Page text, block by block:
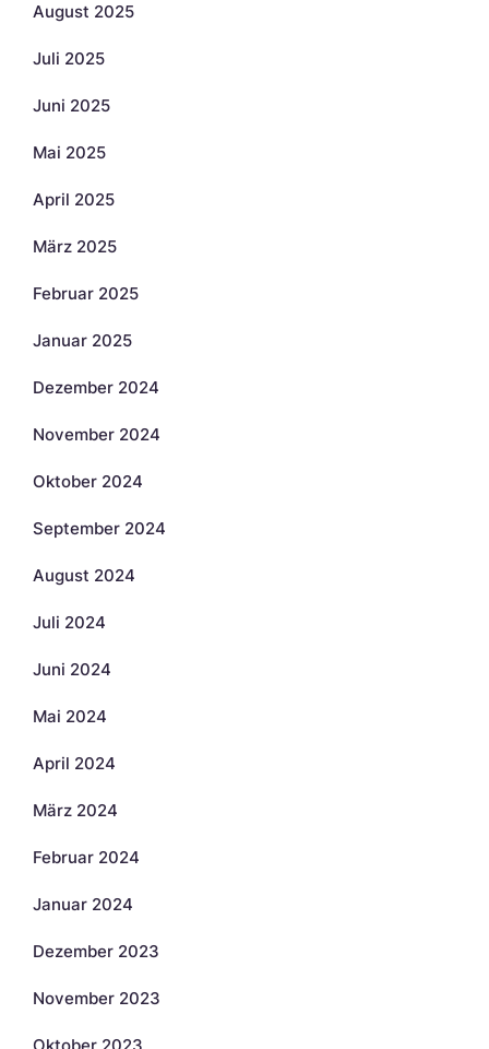
August 2025
Juli 2025
Juni 2025
Mai 2025
April 2025
März 2025
Februar 2025
Januar 2025
Dezember 2024
November 2024
Oktober 2024
September 2024
August 2024
Juli 2024
Juni 2024
Mai 2024
April 2024
März 2024
Februar 2024
Januar 2024
Dezember 2023
November 2023